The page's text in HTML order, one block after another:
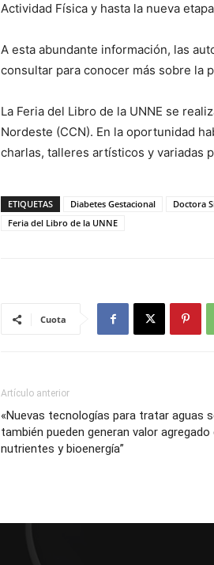
Actividad Física y hasta la nueva
A esta abundante información, las
consultar para conocer más sobre la
La Feria del Libro de la UNNE se
Nordeste (CCN). En la oportunidad
charlas, talleres artísticos y variadas
ETIQUETAS Diabetes Gestacional Doctora
Feria del Libro de la UNNE
Cuota
Artículo anterior
«Nuevas tecnologías para tratar aguas
también pueden generan valor agregado
nutrientes y bioenergía”